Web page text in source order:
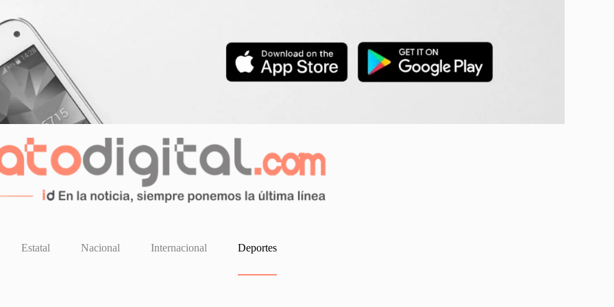
Estatal Nacional Internacional Deportes